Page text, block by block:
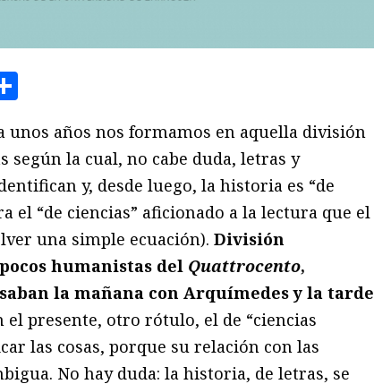
unos años nos formamos en aquella división
según la cual, no cabe duda, letras y
y, desde luego, la historia es “de
el “de ciencias” aficionado a la lectura que el
una simple ecuación). División
humanistas del Quattrocento,
la mañana con Arquímedes y la tarde
el presente, otro rótulo, el de “ciencias
las cosas, porque su relación con las
No hay duda: la historia, de letras, se